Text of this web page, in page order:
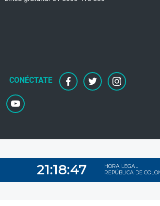
facebooktwitter instagram
youtube